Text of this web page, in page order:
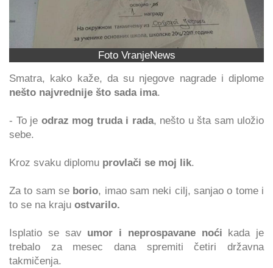
Foto VranjeNews
Smatra, kako kaže, da su njegove nagrade i diplome
nešto najvrednije što sada ima.
- To je odraz mog truda i rada, nešto u šta sam uložio
sebe.
Kroz svaku diplomu provlači se moj lik.
Za to sam se borio, imao sam neki cilj, sanjao o tome i
to se na kraju ostvarilo.
Isplatio se sav umor i neprospavane noći kada je
trebalo za mesec dana spremiti četiri državna
takmičenja.